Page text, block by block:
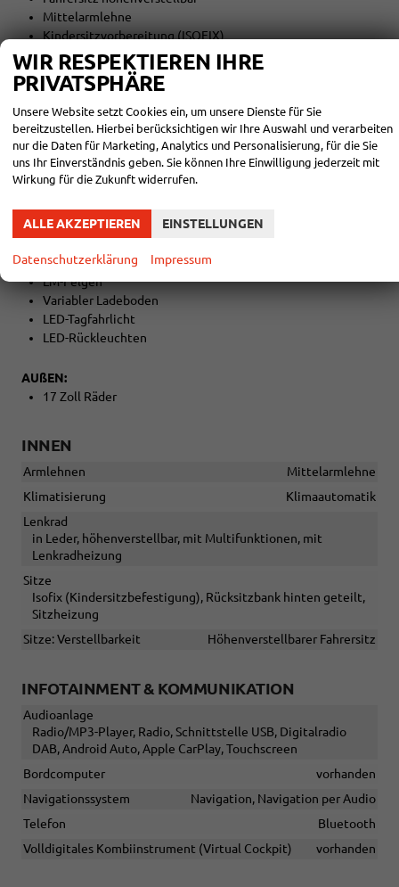
Mittelarmlehne
Kindersitzvorbereitung (ISOFIX)
Rücksitzbank teilbar
5 Kopfstützen
Lederschalthebel
Multifunktionslenkrad
Lederlenkrad
Lenkrad höhenverstellbar
EXTRAS:
Abgedunkelte Seiten-/Heckscheibe
Colorverglasung
Gepäckraumabdeckung
LM-Felgen
Variabler Ladeboden
LED-Tagfahrlicht
LED-Rückleuchten
AUßEN:
17 Zoll Räder
INNEN
Armlehnen
Mittelarmlehne
Klimatisierung
Klimaautomatik
Lenkrad
in Leder, höhenverstellbar, mit Multifunktionen, mit
Lenkradheizung
Sitze
Isofix (Kindersitzbefestigung), Rücksitzbank hinten geteilt,
Sitzheizung
Sitze: Verstellbarkeit
Höhenverstellbarer Fahrersitz
INFOTAINMENT & KOMMUNIKATION
Audioanlage
Radio/MP3-Player, Radio, Schnittstelle USB, Digitalradio
DAB, Android Auto, Apple CarPlay, Touchscreen
Bordcomputer
vorhanden
Navigationssystem
Navigation, Navigation per Audio
Telefon
Bluetooth
Volldigitales Kombiinstrument (Virtual Cockpit)
vorhanden
WIR RESPEKTIEREN IHRE
PRIVATSPHÄRE
Unsere Website setzt Cookies ein, um unsere Dienste für Sie
bereitzustellen. Hierbei berücksichtigen wir Ihre Auswahl und verarbeiten
nur die Daten für Marketing, Analytics und Personalisierung, für die Sie
uns Ihr Einverständnis geben. Sie können Ihre Einwilligung jederzeit mit
Wirkung für die Zukunft widerrufen.
ALLE AKZEPTIEREN EINSTELLUNGEN
Datenschutzerklärung Impressum